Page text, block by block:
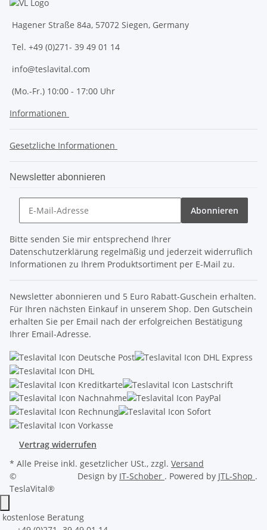
Hagener Straße 84a, 57072 Siegen, Germany
Tel. +49 (0)271- 39 49 01 14
info@teslavital.com
(Mo.-Fr.) 10:00 - 17:00 Uhr
Informationen
Gesetzliche Informationen
Newsletter abonnieren
Abonnieren
Bitte senden Sie mir entsprechend Ihrer
Datenschutzerklärung regelmäßig und jederzeit widerruflich
Informationen zu Ihrem Produktsortiment per E-Mail zu.
Newsletter abonnieren und 5 Euro Rabatt-Guschein erhalten.
Für Ihren nächsten Einkauf in unserem Shop. Den Gutschein
erhalten Sie per Email nach der erfolgreichen Bestätigung
Ihrer Email-Adresse.
Vertrag widerrufen
* Alle Preise inkl. gesetzlicher USt., zzgl. Versand
©
TeslaVital®
Design by IT-Schober . Powered by JTL-Shop .
kostenlose Beratung